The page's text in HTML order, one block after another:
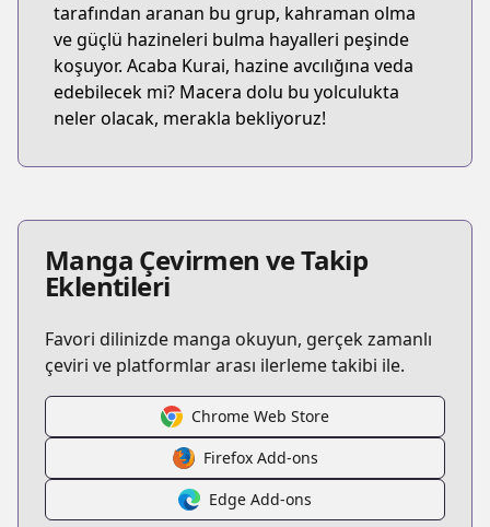
tarafından aranan bu grup, kahraman olma
ve güçlü hazineleri bulma hayalleri peşinde
koşuyor. Acaba Kurai, hazine avcılığına veda
edebilecek mi? Macera dolu bu yolculukta
neler olacak, merakla bekliyoruz!
Manga Çevirmen ve Takip
Eklentileri
Favori dilinizde manga okuyun, gerçek zamanlı
çeviri ve platformlar arası ilerleme takibi ile.
Chrome Web Store
Firefox Add-ons
Edge Add-ons